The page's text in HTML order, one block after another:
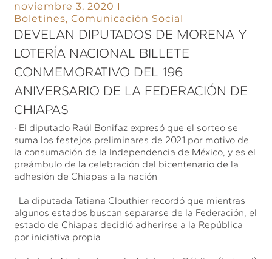
noviembre 3, 2020
Boletines,Comunicación Social
DEVELAN DIPUTADOS DE MORENA Y
LOTERÍA NACIONAL BILLETE
CONMEMORATIVO DEL 196
ANIVERSARIO DE LA FEDERACIÓN DE
CHIAPAS
· El diputado Raúl Bonifaz expresó que el sorteo se
suma los festejos preliminares de 2021 por motivo de
la consumación de la Independencia de México, y es el
preámbulo de la celebración del bicentenario de la
adhesión de Chiapas a la nación
· La diputada Tatiana Clouthier recordó que mientras
algunos estados buscan separarse de la Federación, el
estado de Chiapas decidió adherirse a la República
por iniciativa propia